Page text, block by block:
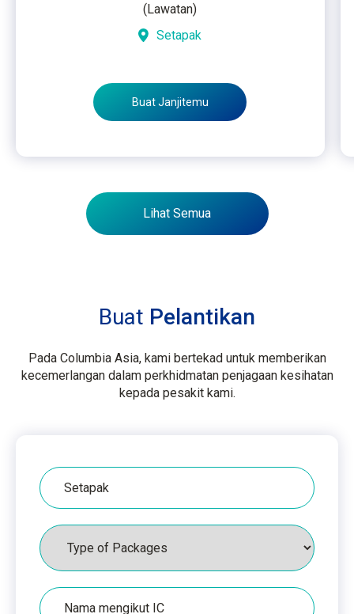
(Lawatan)
Setapak
Buat Janjitemu
Lihat Semua
Buat Pelantikan
Pada Columbia Asia, kami bertekad untuk memberikan
kecemerlangan dalam perkhidmatan penjagaan kesihatan
kepada pesakit kami.
Hospital
Pakej
Nama